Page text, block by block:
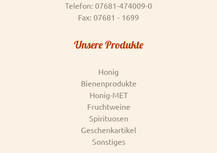
Telefon: 07681-474009-0
Fax: 07681 - 1699
Unsere Produkte
Honig
Bienenprodukte
Honig-MET
Fruchtweine
Spirituosen
Geschenkartikel
Sonstiges